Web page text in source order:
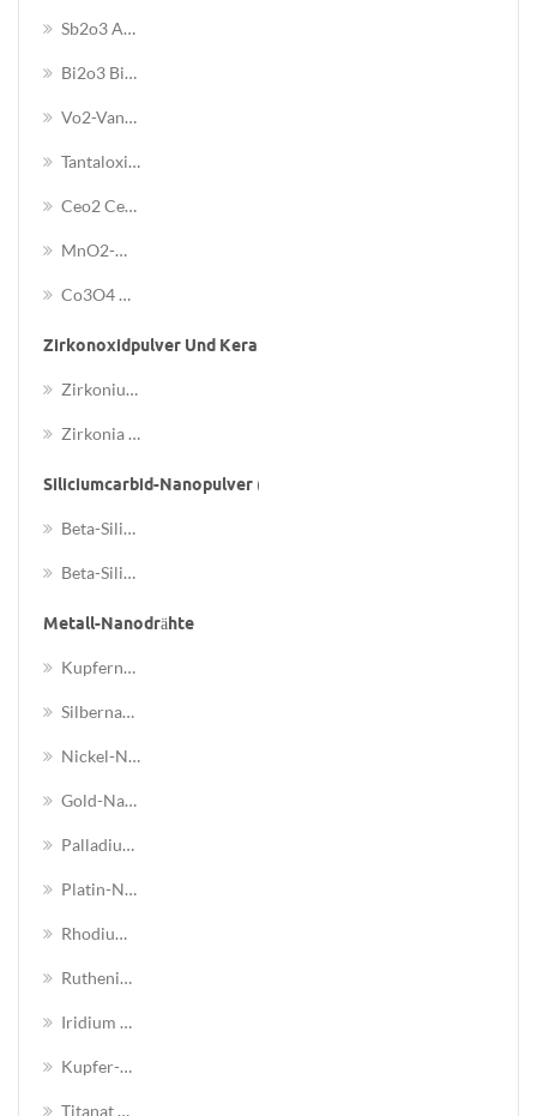
Sb2o3 Antimonoxid-Nanopulver
Bi2o3 Bismutoxid-Nanopulver
Vo2-Vanadiumdioxid-Nanopartikel
Tantaloxid-Nanopartikel
Ceo2 Ceroxid-Nanopulver
MnO2-Manganoxid-Nanopulver
Co3O4 Cobalt Oxide Nanopowder
Zirkonoxidpulver Und Keramikteile
Zirkoniumdioxid-Pulver
Zirkonia Keramikteile
Siliciumcarbid-Nanopulver (sic)
Beta-Siliziumkarbid-Whisker / Nanodraht / Faser
Beta-Siliciumcarbid-Nanopulver
Metall-Nanodrähte
Kupferne Nanodrähte / Cunw
Silbernanodrähte / Agnw
Nickel-Nanodrähte/neun
Gold-Nanodrähte / Aunw
Palladium-Nanodrähte (pd)
Platin-Nanodrähte (Pt)
Rhodium-Nanodrähte (rh)
Ruthenium-Nanodrähte (ru)
Iridium Nanodrähte (ir)
Kupfer-Nickel-Nanodrähte
Titanat Nanoröhrchen